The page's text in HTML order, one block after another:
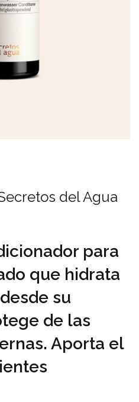
del Agua
para
que hidrata
su
de las
Aporta el